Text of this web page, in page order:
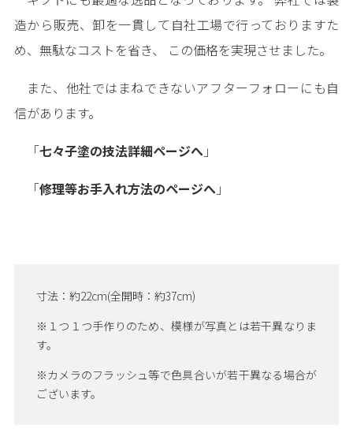
造から販売、卸を一貫して自社工場で行っておりますた
め、無駄なコストを省き、 この価格を実現させました。
また、他社ではまねできないアフターフォローにも自
信があります。
「七々子塗の技法詳細ページへ」
「修理等お手入れ方法のページへ」
寸法：約22cm(全開時：約37cm)
※１つ１つ手作りのため、模様が写真とは若干異なりま
す。
※カメラのフラッシュ等で色具合いが若干異なる場合が
ございます。